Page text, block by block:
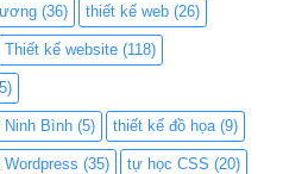
(36) thiết kế web (26)
Thiết kế website (118)
Ninh Bình (5) thiết kế đồ họa (9)
(35) tự học CSS (20)